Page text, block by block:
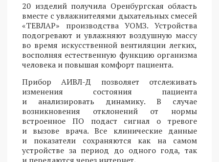
20 изделий получила Оренбургская область
вместе с увлажнителями дыхательных смесей
«ТЕВЛАР» производства УОМЗ. Устройства
подогревают и увлажняют воздушную массу
во время искусственной вентиляции легких,
восполняя естественную функцию организма
человека и повышая комфорт пациента.
Прибор АИВЛ-Д позволяет отслеживать
изменения состояния пациента
и анализировать динамику. В случае
возникновения отклонений от нормы
встроенное ПО подаст сигнал о тревоге
и вызове врача. Все клинические данные
и показатели сохраняются как на самом
устройстве за период до одного года, так